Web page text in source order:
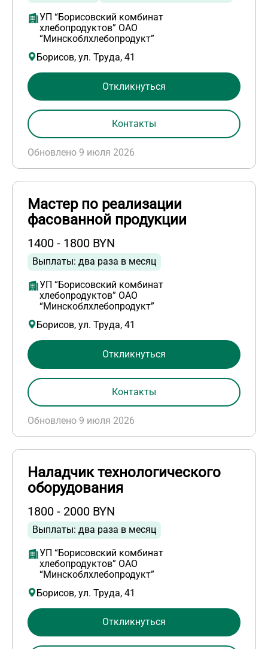
УП “Борисовский комбинат
хлебопродуктов” ОАО
“Минскоблхлебопродукт”
Борисов, ул. Труда, 41
Обновлено 9 июля 2026
Откликнуться
Контакты
Мастер по реализации
фасованной продукции
1400 - 1800 BYN
Выплаты: два раза в месяц
УП “Борисовский комбинат
хлебопродуктов” ОАО
“Минскоблхлебопродукт”
Борисов, ул. Труда, 41
Обновлено 9 июля 2026
Откликнуться
Контакты
Наладчик технологического
оборудования
1800 - 2000 BYN
Выплаты: два раза в месяц
УП “Борисовский комбинат
хлебопродуктов” ОАО
“Минскоблхлебопродукт”
Борисов, ул. Труда, 41
Откликнуться